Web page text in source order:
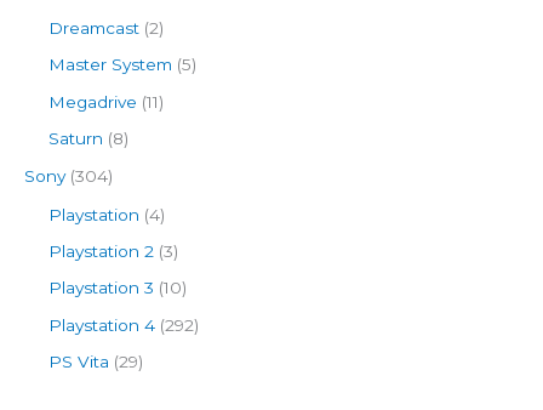
Dreamcast (2)
Master System (5)
Megadrive (11)
Saturn (8)
Sony(304)
Playstation (4)
Playstation 2 (3)
Playstation 3 (10)
Playstation 4 (292)
PS Vita (29)